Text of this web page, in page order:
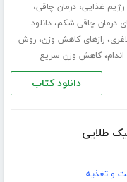
رژیم غذایی،درمان چاقی،
درمان چاقی شکم،دانلود
،رازهای کاهش وزن،روش
،کاهش وزن سریع
دانلود کتاب
و تغذیه